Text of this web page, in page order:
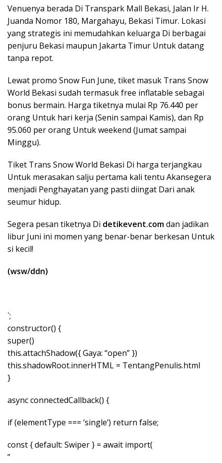
Venuenya berada Di Transpark Mall Bekasi, Jalan Ir H.
Juanda Nomor 180, Margahayu, Bekasi Timur. Lokasi
yang strategis ini memudahkan keluarga Di berbagai
penjuru Bekasi maupun Jakarta Timur Untuk datang
tanpa repot.
Lewat promo Snow Fun June, tiket masuk Trans Snow
World Bekasi sudah termasuk free inflatable sebagai
bonus bermain. Harga tiketnya mulai Rp 76.440 per
orang Untuk hari kerja (Senin sampai Kamis), dan Rp
95.060 per orang Untuk weekend (Jumat sampai
Minggu).
Tiket Trans Snow World Bekasi Di harga terjangkau
Untuk merasakan salju pertama kali tentu Akansegera
menjadi Penghayatan yang pasti diingat Dari anak
seumur hidup.
Segera pesan tiketnya Di detikevent.comdan jadikan
libur Juni ini momen yang benar-benar berkesan Untuk
si kecil!
(wsw/ddn)
`;
constructor() {
super()
this.attachShadow({ Gaya: “open” })
this.shadowRoot.innerHTML = TentangPenulis.html
}
async connectedCallback() {
if (elementType === ‘single’) return false;
const { default: Swiper } = await import(
”